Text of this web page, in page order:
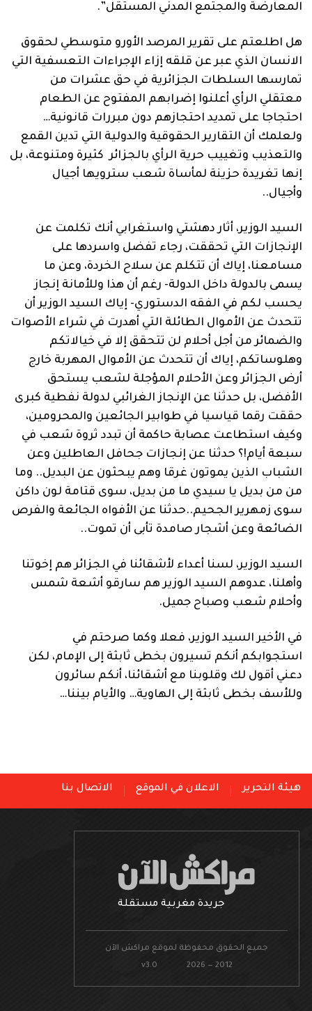
المعارضة والمجتمع المدني المستقل”.
هل اطلعتم على تقرير المرصد الأورو متوسطي لحقوق
الانسان الذي عبر عن قلقه إزاء الإجراءات التعسفية التي
تمارسها السلطات الجزائرية في حق عشرات من
معتقلي الرأي أعلنوا إضرابهم المفتوح عن الطعام
احتجاجا على تمديد احتجازهم دون مبررات قانونية…
ولعلمك أن التقارير الحقوقية والدولية التي تدين القمع
والتعذيب وتغييب حرية الرأي بالجزائر كثيرة ومتنوعة، بل
إنها تغريدة حزينة لمأساة شعب سترويها أجيال
وأجيال..
السيد الوزير، أثار دهشتي واستغرابي أنك تكلمت عن
الإنجازات التي تحققت، رجاء تفضل واسردها على
مسامعنا، إياك أن تتكلم عن سلاح الخردة، وعن ما
يسمى بالدولة داخل الدولة- رغم أن هذا وللأمانة إنجاز
يحسب لكم في الفقه الدستوري- إياك السيد الوزير أن
تتحدث عن الأموال الطائلة التي أهدرت في شراء الأصوات
والضمائر من أجل أحلام لن تتحقق إلا في خيالاتكم
وهلوساتكم، إياك أن تتحدث عن الأموال المهربة خارج
أرض الجزائر وعن الأحلام المؤجلة لشعب يستحق
الأفضل، بل حدثنا عن الإنجاز الغرائبي لدولة نفطية كبرى
حققت رقما قياسيا في طوابير الجائعين والمحرومين،
وكيف استطاعت عصابة حاكمة أن تبدد ثروة شعب في
سبعة أيام!؟ حدثنا عن إنجازات جحافل العاطلين وعن
الشباب الذين يموتون غرقا وهم يبحثون عن البديل.. وما
من من بديل يا سيدي ما من بديل، سوى قتامة لون داكن
سوى زمهرير الجحيم..حدثنا عن الأفواه الجائعة والفرص
الضائعة وعن أشجار صامدة تأبى أن تموت..
السيد الوزير، لسنا أعداء لأشقائنا في الجزائر هم إخوتنا
وأهلنا، عدوهم السيد الوزير هم سارقو أشعة شمس
وأحلام شعب وصباح جميل.
في الأخير السيد الوزير، فعلا وكما صرحتم في
استجوابكم أنكم تسيرون بخطى ثابثة إلى الإمام، لكن
دعني أقول لك وقلوبنا مع أشقائنا، أنكم سائرون
وللأسف بخطى ثابثة إلى الهاوية… والأيام بيننا…
هيئة التحرير الاعلان في الموقع الاتصال بنا
جريدة مغربية مستقلة
جميع الحقوق محفوظة لموقع مراكش الآن
v3.0 2026 — 2012